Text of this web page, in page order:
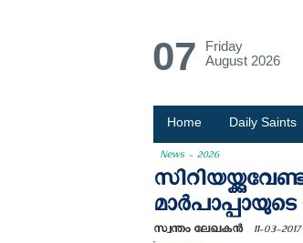
07
Friday
August 2026
Home Daily Saints
News - 2026
സ്വന്തം ലേഖകന്‍ 11-03-